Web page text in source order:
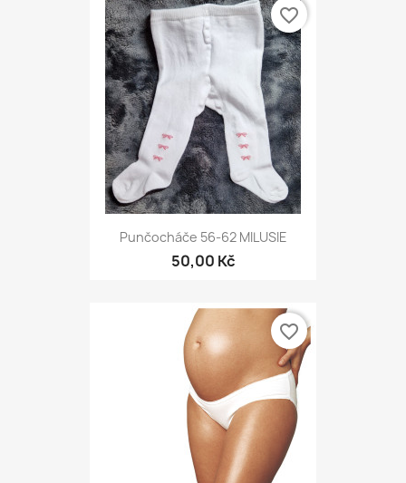
Punčocháče 56-62 MILUSIE
50,00 Kč
favorite_border
favorite_border